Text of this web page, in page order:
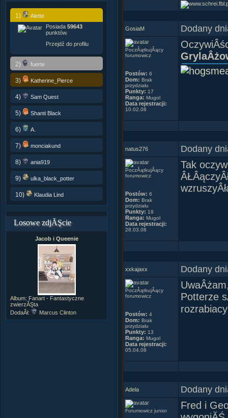
1)
Alette
Posiada 59643
punktów.
Przejdź do profilu
2) fuerte
3) Katherine_Pierce
4) Sam Quest
5) Shanti Black
6) A.
7) monciakund
8) ania919
9) ulka_black_potter
10) Klaudia Lind
Losowe zdjĂŞcie
Jacob i Queenie
Album: Fanart - Fantastyczne
zwierzĂŞta
DodaÂł:
Marcus Clinton
GosiaM Dodany
PoczÂątkujÂący
forumowicz
Postów: 6
Dom: Brak
przydziału
Punkty: 17
Ranga: Mugol
Data rejestracji:
10.02.08
natus276 Dodany
PoczÂątkujÂący
forumowicz
Postów: 6
Dom: Brak
przydziału
Punkty: 19
Ranga: Mugol
Data rejestracji:
28.03.08
Tak
xxkajaxx Dodany
PoczÂątkujÂący
forumowicz
Postów: 4
Dom: Brak
przydziału
Punkty: 13
Ranga: Mugol
Data rejestracji:
05.04.08
Potterze
Adela Dodany
Forumowicz junior
Fred i